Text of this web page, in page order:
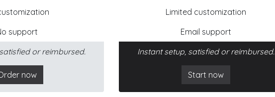
support
or reimbursed.
now
Limited customization
Email support
Instant setup, satisfied or reimbursed.
Start now